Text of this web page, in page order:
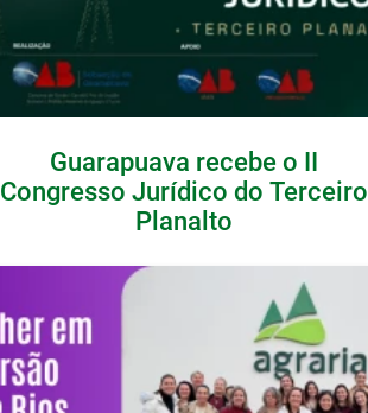
Guarapuava recebe o II
Congresso Jurídico do Terceiro
Planalto